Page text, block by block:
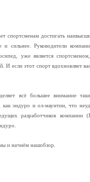
спортсменам достигать
и сильнее. Руководители
уже является
И если этот спорт вдохновляет
всё большее внимание
как эндуро и ол-маунтин, что
разработчиков компании
и начнём нашобзор.